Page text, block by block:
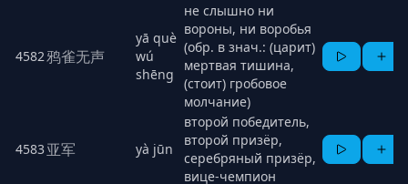
4582鸦雀无声
yā què
wú
shēng
не слышно ни
вороны, ни воробья
(обр. в знач.: (царит)
мертвая тишина,
(стоит) гробовое
молчание)
4583亚军 yà jūn
второй победитель,
второй призёр,
серебряный призёр,
вице-чемпион